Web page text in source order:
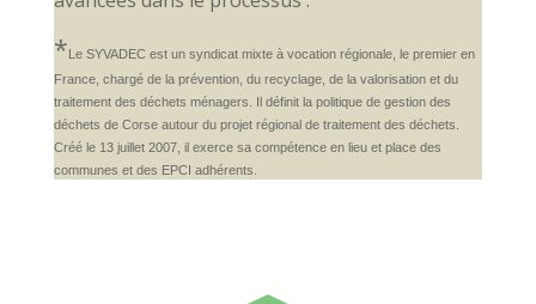
*Le SYVADEC est un syndicat mixte à vocation régionale, le premier en
France, chargé de la prévention, du recyclage, de la valorisation et du
traitement des déchets ménagers. Il définit la politique de gestion des
déchets de Corse autour du projet régional de traitement des déchets.
Créé le 13 juillet 2007, il exerce sa compétence en lieu et place des
communes et des EPCI adhérents.